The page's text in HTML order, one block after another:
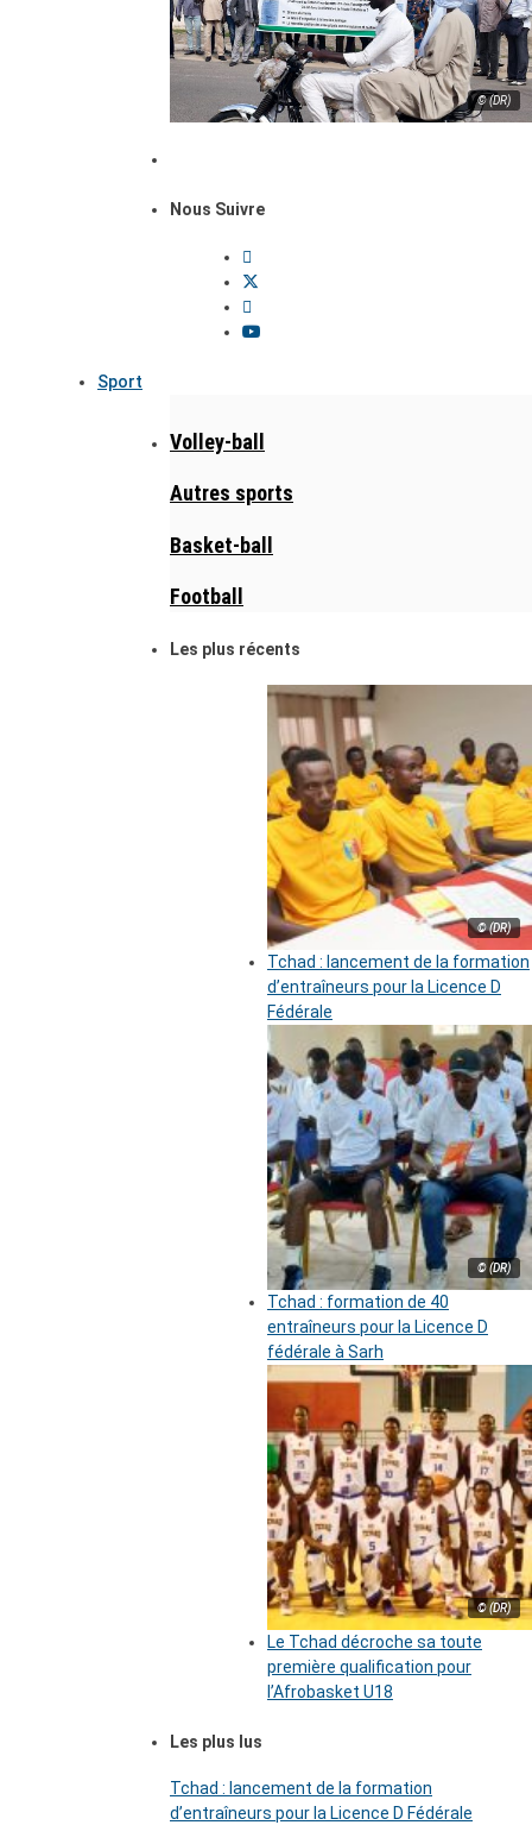
© (DR)
Nous Suivre
Sport
Volley-ball
Autres sports
Basket-ball
Football
Les plus récents
© (DR)
Tchad : lancement de la formation
d’entraîneurs pour la Licence D
Fédérale
© (DR)
Tchad : formation de 40
entraîneurs pour la Licence D
fédérale à Sarh
© (DR)
Le Tchad décroche sa toute
première qualification pour
l’Afrobasket U18
Les plus lus
Tchad : lancement de la formation
d’entraîneurs pour la Licence D Fédérale